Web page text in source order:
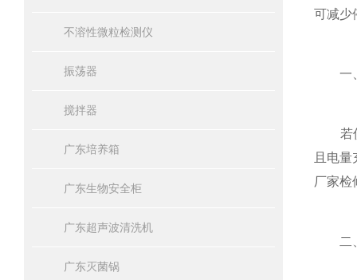
不溶性微粒检测仪
振荡器
搅拌器
广东培养箱
广东生物安全柜
广东超声波清洗机
广东灭菌锅
可减少
一、
若仪
且电
厂家检
二、